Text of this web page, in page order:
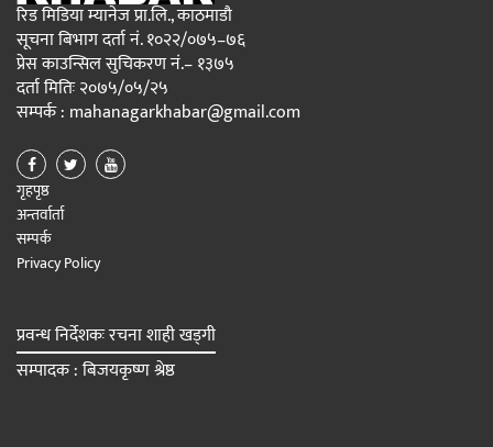
रिड मिडिया म्यानेज प्रा.लि., काठमाडौ
सूचना बिभाग दर्ता नं. १०२२/०७५–७६
प्रेस काउन्सिल सुचिकरण नं.– १३७५
दर्ता मितिः २०७५/०५/२५
सम्पर्क : mahanagarkhabar@gmail.com
गृहपृष्ठ
अन्तर्वार्ता
सम्पर्क
Privacy Policy
प्रवन्ध निर्देशकः रचना शाही खड्गी
सम्पादक : बिजयकृष्ण श्रेष्ठ